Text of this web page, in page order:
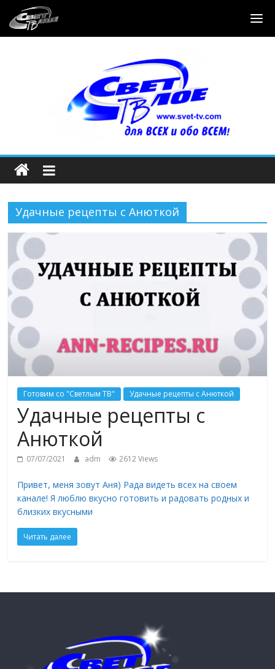
Удачные рецепты с Анюткой
Готовим со "Светлым ТВ" Удачные рецепты с Анюткой
Удачные рецепты с
Анюткой
07/07/2021 adm 2612 Views
Привет, меня зовут Аня) Рада видеть всех на своем
канале! Я люблю вкусно готовить и радовать родных и
близких вкусными
Читать далее